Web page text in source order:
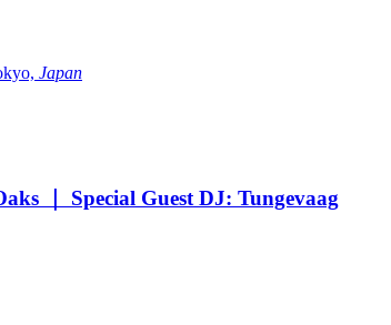
Japan
｜ Special Guest DJ: Tungevaag